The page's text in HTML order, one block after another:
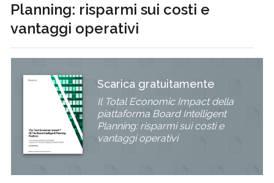
Planning: risparmi sui costi e
vantaggi operativi
Scarica gratuitamente
Il Total Economic Impact della
piattaforma Board Intelligent
Planning: risparmi sui costi e
vantaggi operativi